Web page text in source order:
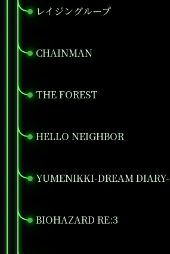
レイジングループ
●
CHAINMAN
●
THE FOREST
●
HELLO NEIGHBOR
●
YUMENIKKI-DREAM DIARY-
●
BIOHAZARD RE:3
●